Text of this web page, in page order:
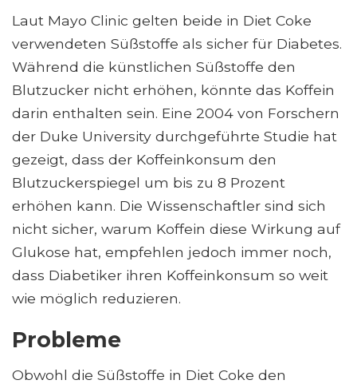
Laut Mayo Clinic gelten beide in Diet Coke
verwendeten Süßstoffe als sicher für Diabetes.
Während die künstlichen Süßstoffe den
Blutzucker nicht erhöhen, könnte das Koffein
darin enthalten sein. Eine 2004 von Forschern
der Duke University durchgeführte Studie hat
gezeigt, dass der Koffeinkonsum den
Blutzuckerspiegel um bis zu 8 Prozent
erhöhen kann. Die Wissenschaftler sind sich
nicht sicher, warum Koffein diese Wirkung auf
Glukose hat, empfehlen jedoch immer noch,
dass Diabetiker ihren Koffeinkonsum so weit
wie möglich reduzieren.
Probleme
Obwohl die Süßstoffe in Diet Coke den